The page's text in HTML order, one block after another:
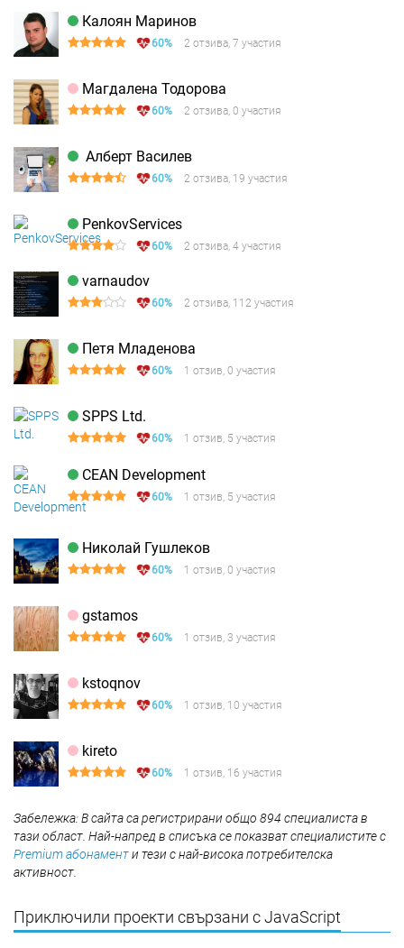
Калоян Маринов
60% 2 отзива, 7 участия
Магдалена Тодорова
60% 2 отзива, 0 участия
Алберт Василев
60% 2 отзива, 19 участия
PenkovServices
60% 2 отзива, 4 участия
varnaudov
60% 2 отзива, 112 участия
Петя Младенова
60% 1 отзив, 0 участия
SPPS Ltd.
60% 1 отзив, 5 участия
CEAN Development
60% 1 отзив, 5 участия
Николай Гушлеков
60% 1 отзив, 0 участия
gstamos
60% 1 отзив, 3 участия
kstoqnov
60% 1 отзив, 10 участия
kireto
60% 1 отзив, 16 участия
Забележка: В сайта са регистрирани общо 894 специалиста в
тази област. Най-напред в списъка се показват специалистите с
Premium абонаменти тези с най-висока потребителска
активност.
Приключили проекти свързани с JavaScript